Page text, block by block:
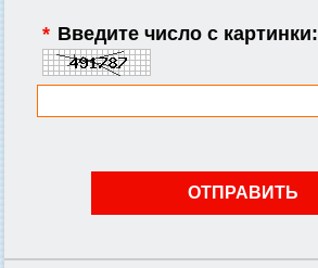
* Введите число с картинки: